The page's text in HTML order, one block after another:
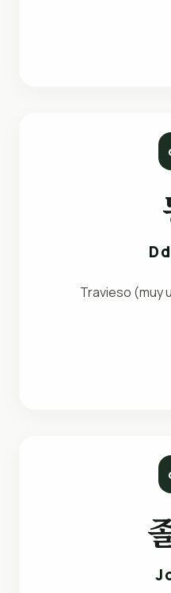
Travieso (muy